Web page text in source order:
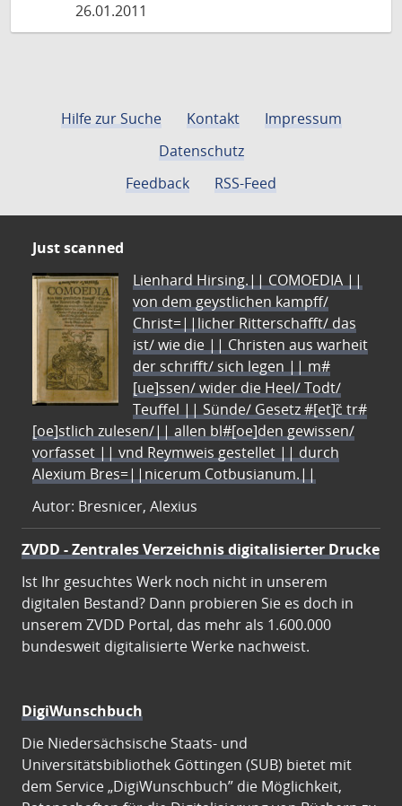
26.01.2011
Hilfe zur Suche Kontakt
Impressum
Datenschutz
Feedback
RSS-Feed
Just scanned
Lienhard Hirsing.|| COMOEDIA ||
von dem geystlichen kampff/
Christ=||licher Ritterschafft/ das
ist/ wie die || Christen aus warheit
der schrifft/ sich legen || m#
[ue]ssen/ wider die Heel/ Todt/
Teuffel || Sünde/ Gesetz #[et]c̃ tr#
[oe]stlich zulesen/|| allen bl#[oe]den gewissen/
vorfasset || vnd Reymweis gestellet || durch
Alexium Bres=||nicerum Cotbusianum.||
Autor: Bresnicer, Alexius
ZVDD - Zentrales Verzeichnis digitalisierter Drucke
Ist Ihr gesuchtes Werk noch nicht in unserem
digitalen Bestand? Dann probieren Sie es doch in
unserem ZVDD Portal, das mehr als 1.600.000
bundesweit digitalisierte Werke nachweist.
DigiWunschbuch
Die Niedersächsische Staats- und
Universitätsbibliothek Göttingen (SUB) bietet mit
dem Service „DigiWunschbuch” die Möglichkeit,